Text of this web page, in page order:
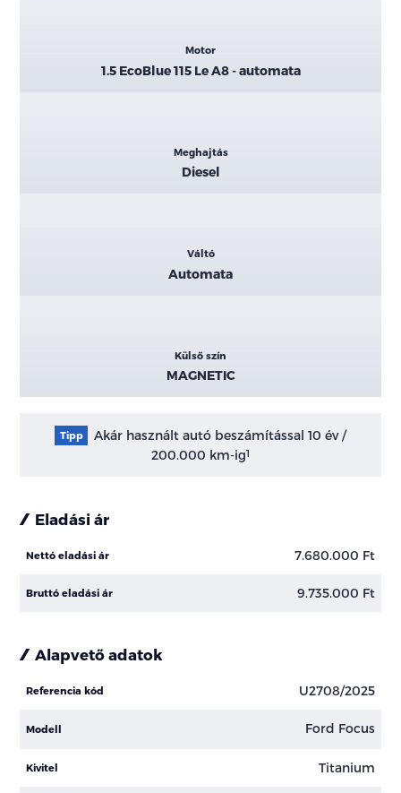
Motor
1.5 EcoBlue 115 Le A8 - automata
Meghajtás
Diesel
Váltó
Automata
Külső szín
MAGNETIC
Tipp
Akár használt autó beszámítással 10 év /
200.000 km-ig1
Eladási ár
Nettó eladási ár 7.680.000 Ft
Bruttó eladási ár 9.735.000 Ft
Alapvető adatok
Referencia kód U2708/2025
Modell Ford Focus
Kivitel Titanium